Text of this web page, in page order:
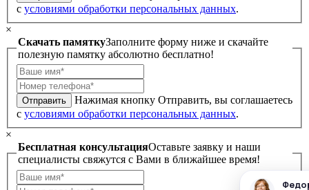
с условиями обработки персональных данных.
×
Скачать памяткуЗаполните форму ниже и скачайте
полезную памятку абсолютно бесплатно!
Отправить
Нажимая кнопку Отправить, вы соглашаетесь
с условиями обработки персональных данных.
×
Бесплатная консультацияОставьте заявку и наши
специалисты свяжутся с Вами в ближайшее время!